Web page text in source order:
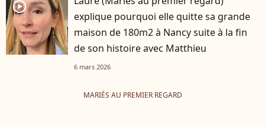
player2
explique pourquoi elle quitte sa grande
maison de 180m2 à Nancy suite à la fin
de son histoire avec Matthieu
6 mars 2026
MARIÉS AU PREMIER REGARD